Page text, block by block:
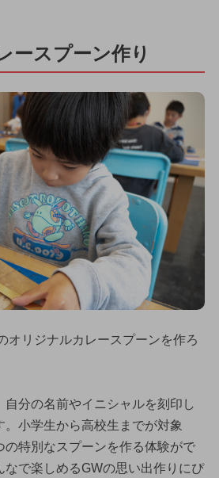
ースプーン作り
オリジナルカレースプーンを作ろ
分の名前やイニシャルを刻印し
。小学生から高校生までが対象
の特別なスプーンを作る体験がで
なで楽しめるGWの思い出作りにぴ